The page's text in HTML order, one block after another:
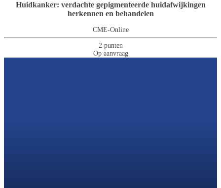
Huidkanker: verdachte gepigmenteerde huidafwijkingen
herkennen en behandelen
CME-Online
2 punten
Op aanvraag